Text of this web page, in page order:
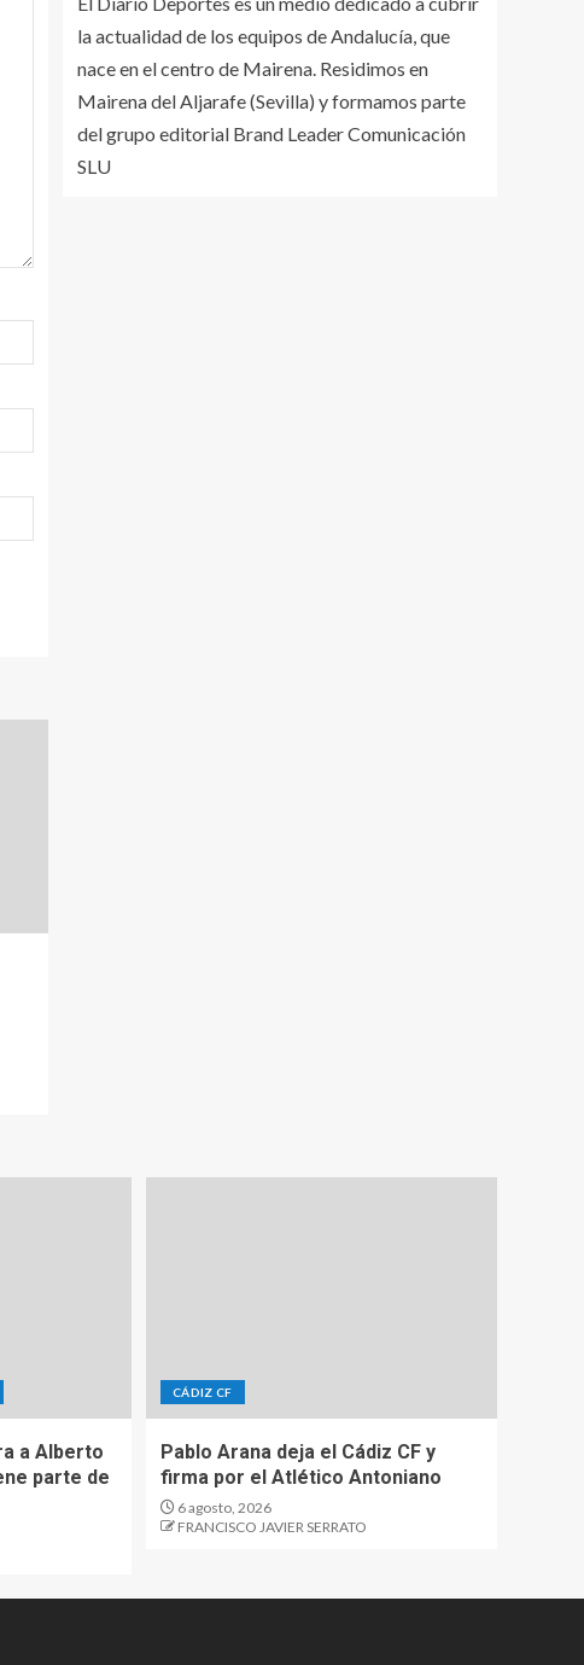
la actualidad de los equipos de Andalucía, que
nace en el centro de Mairena. Residimos en
Mairena del Aljarafe (Sevilla) y formamos parte
del grupo editorial Brand Leader Comunicación
SLU
a Alberto
parte de
CÁDIZ CF
Pablo Arana deja el Cádiz CF y
firma por el Atlético Antoniano
6 agosto, 2026
FRANCISCO JAVIER SERRATO